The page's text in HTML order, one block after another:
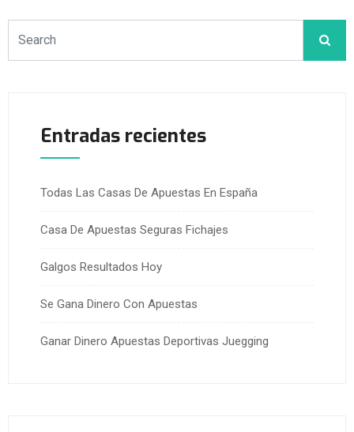
Entradas recientes
Todas Las Casas De Apuestas En España
Casa De Apuestas Seguras Fichajes
Galgos Resultados Hoy
Se Gana Dinero Con Apuestas
Ganar Dinero Apuestas Deportivas Juegging